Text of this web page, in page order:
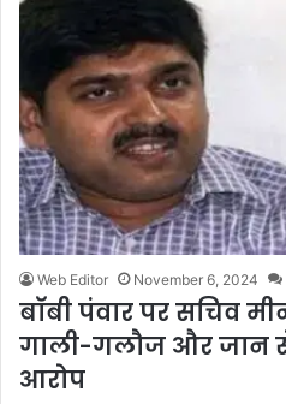
Web Editor November 6, 2024
बाॅबी पंवार पर सचिव
गाली-गलौज और जान
आरोप